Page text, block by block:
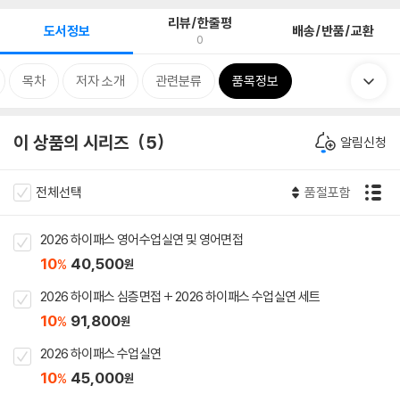
도서정보 리뷰/한줄평
0 배송/반품/교환
목차 저자 소개 관련분류 품목정보
이 상품의 시리즈 5 알림신청
전체선택 품절포함
2026 하이패스 영어수업실연 및 영어면접
10% 40,500원
2026 하이패스 심층면접 + 2026 하이패스 수업실연 세트
10% 91,800원
2026 하이패스 수업실연
10% 45,000원